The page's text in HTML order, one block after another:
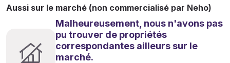
Aussi sur le marché (non commercialisé par Neho)
Malheureusement, nous n'avons pas
pu trouver de propriétés
correspondantes ailleurs sur le
marché.